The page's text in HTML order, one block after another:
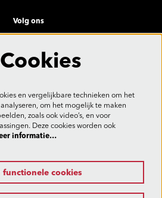
Volg ons
Aanmelden
gebeurt in overeenstemming met de
en vergelijkbare technieken om het
om het mogelijk te maken
zoals ook video’s, en voor
Deze cookies worden ook
informatie…
functionele cookies